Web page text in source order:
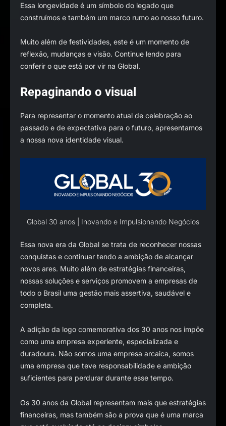
Essa longevidade é um símbolo do legado que
construímos e também um marco rumo ao nosso futuro.
Muito além de festividades, este é um momento de
reflexão, mudanças e visão. Continue lendo para
conferir o que está por vir na Global.
Repaginando o visual
Para representar o momento atual de celebração ao
passado e de expectativa para o futuro, apresentamos
a nossa nova identidade visual.
Global 30 anos | Inovando e Impulsionando Negócios
Essa nova era da Global se trata de reconhecer nossas
conquistas e continuar tendo a ambição de alcançar
novos ares. Muito além de estratégias financeiras,
nossas soluções e serviços promovem a empresas de
todo o Brasil uma gestão mais assertiva, saudável e
completa.
A adição da logo comemorativa dos 30 anos nos impõe
como uma empresa experiente, especializada e
duradoura. Não somos uma empresa arcaica, somos
uma empresa que teve responsabilidade e ambição
suficientes para perdurar durante esse tempo.
Os 30 anos da Global representam mais que estratégias
financeiras, mas também são a prova que é uma marca